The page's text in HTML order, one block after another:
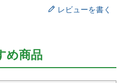
レビューを書く
め商品